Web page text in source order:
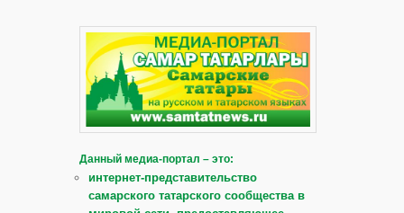
Данный медиа-портал – это:
интернет-представительство
самарского татарского сообщества в